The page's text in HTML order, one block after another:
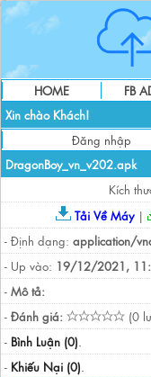
HOME FB
Xin chào Khách!
Đăng nhập
DragonBoy_vn_v202.apk
Kích
Tải Về Máy|
- Định dạng: application/
- Up vào: 19/12/2021,
- Mô tả:
- Đánh giá:
(0
- Bình Luận (0).
- Khiếu Nại (0).